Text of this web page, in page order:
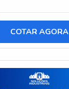
COTAR AGORA